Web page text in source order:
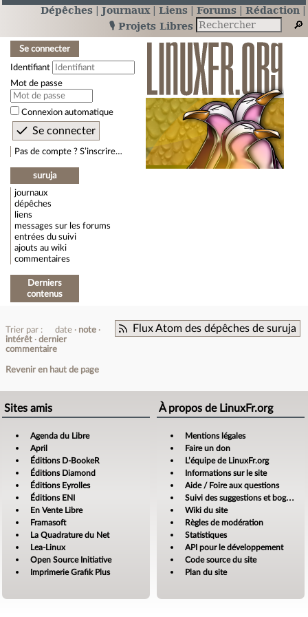
Dépêches Journaux Liens Forums
Rédaction
🎙️ Projets Libres
Se connecter
Identifiant
Mot de passe
Connexion automatique
Pas de compte ? S’inscrire…
suruja
journaux
dépêches
liens
messages sur les forums
entrées du suivi
ajouts au wiki
commentaires
Derniers
contenus
Flux Atom des dépêches de suruja
Trier par : date
note
intérêt
dernier
commentaire
Revenir en haut de page
Sites amis
Agenda du Libre
April
Éditions D-BookeR
Éditions Diamond
Éditions Eyrolles
Éditions ENI
En Vente Libre
Framasoft
La Quadrature du Net
Lea-Linux
Open Source Initiative
Imprimerie Grafik Plus
À propos de LinuxFr.org
Mentions légales
Faire un don
L’équipe de LinuxFr.org
Informations sur le site
Aide / Foire aux questions
Suivi des suggestions et bogues
Wiki du site
Règles de modération
Statistiques
API pour le développement
Code source du site
Plan du site